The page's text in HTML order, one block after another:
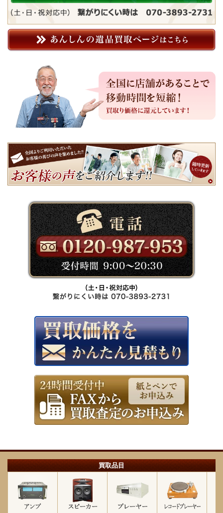
買取品目